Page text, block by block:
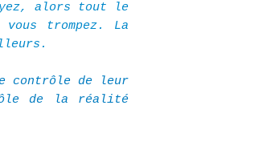
alors tout le
trompez. La
contrôle de leur
de la réalité